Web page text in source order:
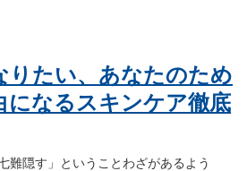
りたい、あなたのため
になるスキンケア徹底
難隠す」ということわざがあるよう